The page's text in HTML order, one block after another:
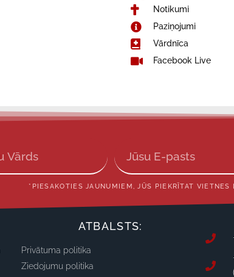
Notikumi
Paziņojumi
Vārdnīca
Facebook Live
*PIESAKOTIES JAUNUMIEM, JŪS PIEKRĪTAT VIETNES
ATBALSTS:
Privātuma politika
Ziedojumu politika